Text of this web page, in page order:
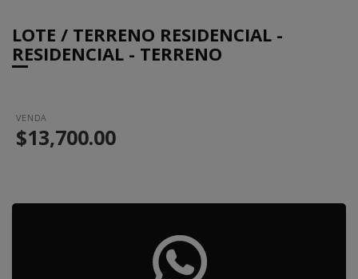
LOTE / TERRENO RESIDENCIAL -
RESIDENCIAL - TERRENO
VENDA
$13,700.00